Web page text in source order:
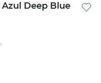
Deep Blue